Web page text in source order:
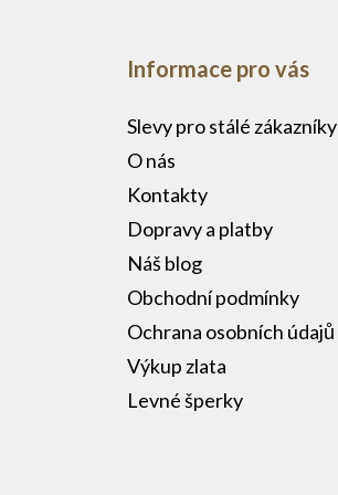
Informace pro vás
Slevy pro stálé zákazníky
O nás
Kontakty
Dopravy a platby
Náš blog
Obchodní podmínky
Ochrana osobních údajů
Výkup zlata
Levné šperky